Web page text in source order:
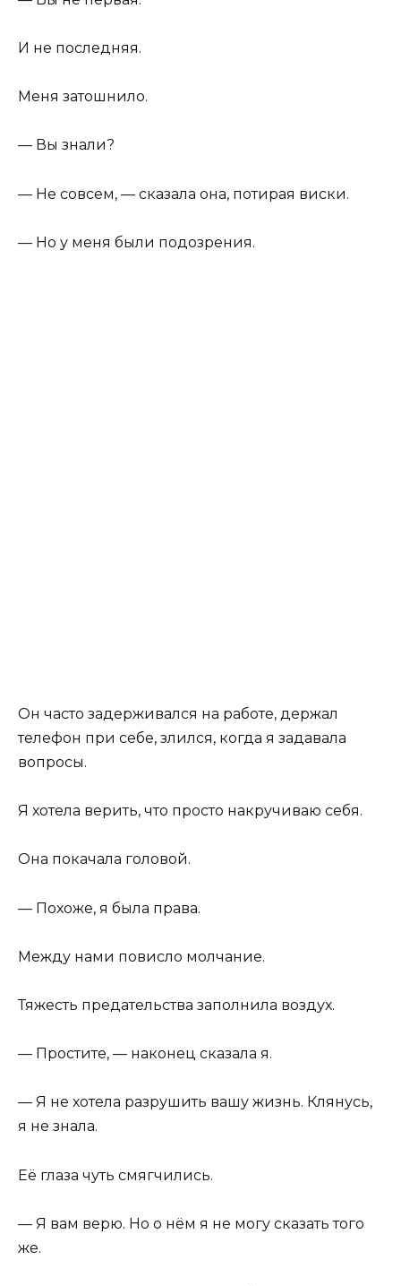
И не последняя.
Меня затошнило.
— Вы знали?
— Не совсем, — сказала она, потирая виски.
— Но у меня были подозрения.
Он часто задерживался на работе, держал
телефон при себе, злился, когда я задавала
вопросы.
Я хотела верить, что просто накручиваю себя.
Она покачала головой.
— Похоже, я была права.
Между нами повисло молчание.
Тяжесть предательства заполнила воздух.
— Простите, — наконец сказала я.
— Я не хотела разрушить вашу жизнь. Клянусь,
я не знала.
Её глаза чуть смягчились.
— Я вам верю. Но о нём я не могу сказать того
же.